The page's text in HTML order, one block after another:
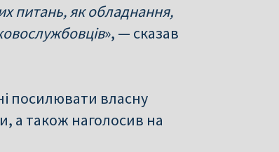
питань, як обладнання,
», — сказав
посилювати власну
а також наголосив на